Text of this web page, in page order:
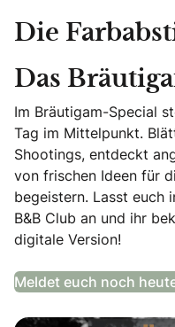
Die
Das
Im Bräutigam-Special
Tag im Mittelpunkt.
Shootings, entdeckt
von frischen Ideen für
begeistern. Lasst euch
B&B Club an und ihr
digitale Version!
Meldet euch noch